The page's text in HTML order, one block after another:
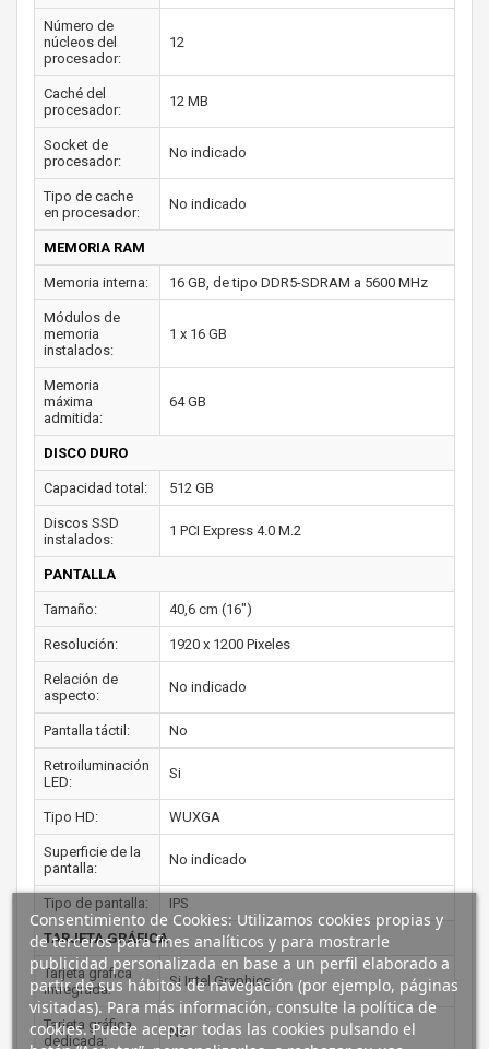
Número de
núcleos del
procesador:
12
Caché del
procesador:
12 MB
Socket de
procesador:
No indicado
Tipo de cache
en procesador:
No indicado
MEMORIA RAM
Memoria interna: 16 GB, de tipo DDR5-SDRAM a 5600 MHz
Módulos de
memoria
instalados:
1 x 16 GB
Memoria
máxima
admitida:
64 GB
DISCO DURO
Capacidad total: 512 GB
Discos SSD
instalados:
1 PCI Express 4.0 M.2
PANTALLA
Tamaño: 40,6 cm (16")
Resolución: 1920 x 1200 Pixeles
Relación de
aspecto:
No indicado
Pantalla táctil: No
Retroiluminación
LED:
Si
Tipo HD: WUXGA
Superficie de la
pantalla:
No indicado
Tipo de pantalla: IPS
TARJETA GRÁFICA
Tarjeta gráfica
intregrada:
Si Intel Graphics
Tarjeta gráfica
dedicada:
No
Consentimiento de Cookies: Utilizamos cookies propias y
de terceros para fines analíticos y para mostrarle
publicidad personalizada en base a un perfil elaborado a
partir de sus hábitos de navegación (por ejemplo, páginas
visitadas). Para más información, consulte la política de
cookies. Puede aceptar todas las cookies pulsando el